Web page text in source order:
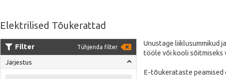
Elektrilised Tõukerattad
Filter Tühjenda filter
Järjestus
Unustage liiklusummikud
tööle või kooli sõitmiseks
E-tõukerataste peamised